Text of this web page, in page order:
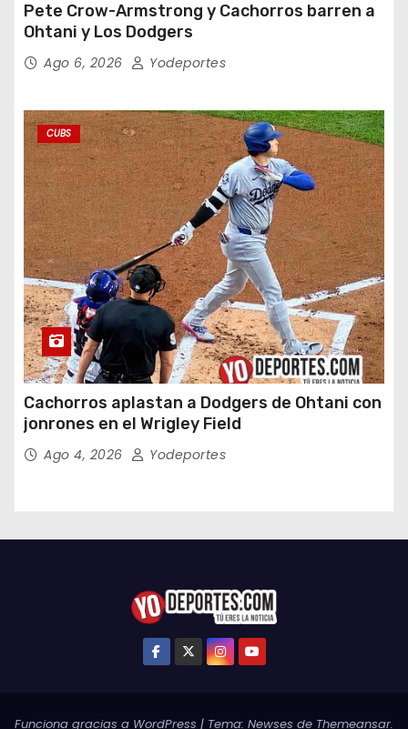
Pete Crow-Armstrong y Cachorros barren a
Ohtani y Los Dodgers
Ago 6, 2026 Yodeportes
CUBS
Cachorros aplastan a Dodgers de Ohtani con
jonrones en el Wrigley Field
Ago 4, 2026 Yodeportes
Funciona gracias a WordPress | Tema: Newses de Themeansar.